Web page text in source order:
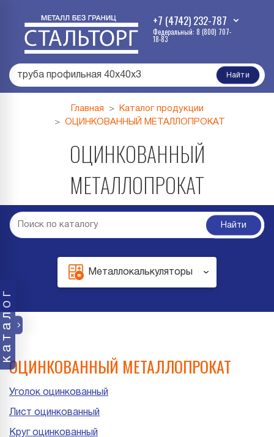
+7 (4742) 232-787
Федеральный: 8 (800) 707-
18-83
труба профильная 40х40х3 Найти
каталог
Главная
Каталог продукции
ОЦИНКОВАННЫЙ МЕТАЛЛОПРОКАТ
ОЦИНКОВАННЫЙ
МЕТАЛЛОПРОКАТ
Найти
Металлокалькуляторы
ОЦИНКОВАННЫЙ МЕТАЛЛОПРОКАТ
Уголок оцинкованный
Лист оцинкованный
Круг оцинкованный